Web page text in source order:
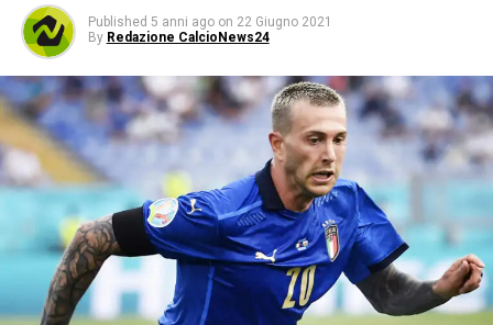
Published 5 anni ago on 22 Giugno 2021
By Redazione CalcioNews24